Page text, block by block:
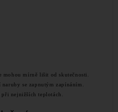
mírně lišit od skutečnosti.
se zapnutým zapínáním.
nejnižších teplotách.